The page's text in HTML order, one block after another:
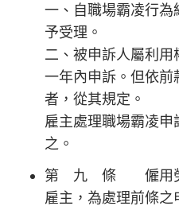
一、自職場霸凌行為
予受理。
二、被申訴人屬利
一年內申訴。但依前
者，從其規定。
雇主處理職場霸凌
之。
第 九 條 僱用勞
雇主，為處理前條